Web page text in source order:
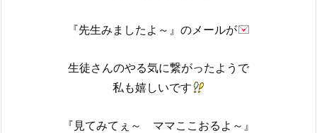
『先生みましたよ～』のメールが
生徒さんのやる気に繋がったようで
私も嬉しいです
『見てみてぇ～ ママここおるよ～』